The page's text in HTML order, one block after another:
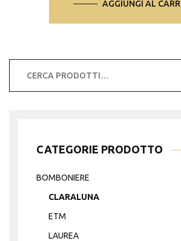
AGGIUNGI AL
CATEGORIE PRODOTTO
BOMBONIERE
CLARALUNA
ETM
LAUREA